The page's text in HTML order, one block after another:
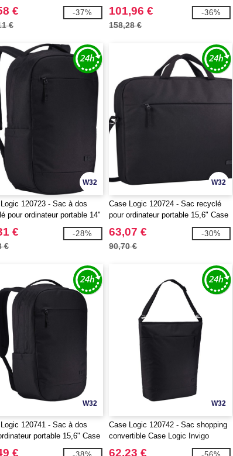
€
€
-37%
17,3" 29L
101,96 €
158,28 €
-36%
W32
120723 - Sac à dos
pour ordinateur portable 14"
Invigo 14,5L
€
€
-28%
W32
Case Logic 120724 - Sac recyclé
pour ordinateur portable 15,6" Case
Logic Invigo
63,07 €
90,70 €
-30%
W32
120741 - Sac à dos
portable 15,6" Case
25L
€
W32
Case Logic 120742 - Sac shopping
convertible Case Logic Invigo
62,23 €